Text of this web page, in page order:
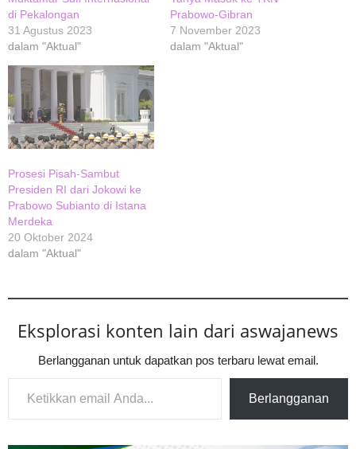
di Pekalongan
31 Agustus 2023
dalam "Aktual"
Prabowo-Gibran
7 November 2023
dalam "Aktual"
Prosesi Pisah-Sambut
Presiden RI dari Jokowi ke
Prabowo Subianto di Istana
Merdeka
20 Oktober 2024
dalam "Aktual"
Eksplorasi konten lain dari aswajanews
Berlangganan untuk dapatkan pos terbaru lewat email.
Ketikkan email Anda...
Berlangganan